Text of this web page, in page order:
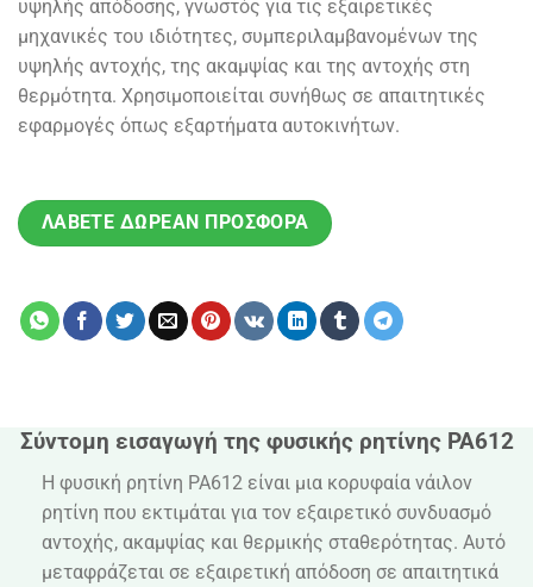
υψηλής απόδοσης, γνωστός για τις εξαιρετικές
μηχανικές του ιδιότητες, συμπεριλαμβανομένων της
υψηλής αντοχής, της ακαμψίας και της αντοχής στη
θερμότητα. Χρησιμοποιείται συνήθως σε απαιτητικές
εφαρμογές όπως εξαρτήματα αυτοκινήτων.
ΛΆΒΕΤΕ ΔΩΡΕΆΝ ΠΡΟΣΦΟΡΆ
Σύντομη εισαγωγή της φυσικής ρητίνης PA612
Η φυσική ρητίνη PA612 είναι μια κορυφαία νάιλον
ρητίνη που εκτιμάται για τον εξαιρετικό συνδυασμό
αντοχής, ακαμψίας και θερμικής σταθερότητας. Αυτό
μεταφράζεται σε εξαιρετική απόδοση σε απαιτητικά